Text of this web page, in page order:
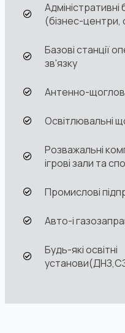
Адміністративні
(бізнес-центри,
Базові станції
зв'язку
Антенно-
Освітлювальні
Розважальні
ігрові зали та
Промислові
Авто-і
Будь-які освітні